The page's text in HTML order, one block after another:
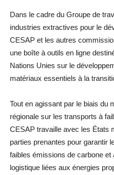
Dans le cadre du Groupe de
industries extractives pour le
CESAP et les autres
une boîte à outils en ligne
Nations Unies sur le
matériaux essentiels à la
Tout en agissant par le biais du
régionale sur les transports à
CESAP travaille avec les États
parties prenantes pour garantir
faibles émissions de carbone et
logistique liées aux énergies